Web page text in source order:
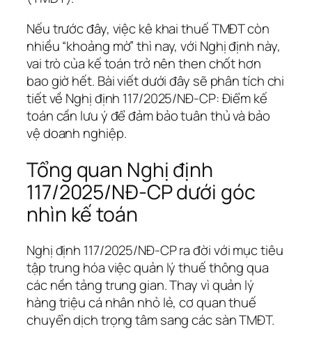
Nếu trước đây, việc kê khai thuế TMĐT còn
nhiều “khoảng mờ” thì nay, với Nghị định này,
vai trò của kế toán trở nên then chốt hơn
bao giờ hết. Bài viết dưới đây sẽ phân tích chi
tiết về Nghị định 117/2025/NĐ-CP: Điểm kế
toán cần lưu ý để đảm bảo tuân thủ và bảo
vệ doanh nghiệp.
Tổng quan Nghị định
117/2025/NĐ-CP dưới góc
nhìn kế toán
Nghị định 117/2025/NĐ-CP ra đời với mục tiêu
tập trung hóa việc quản lý thuế thông qua
các nền tảng trung gian. Thay vì quản lý
hàng triệu cá nhân nhỏ lẻ, cơ quan thuế
chuyển dịch trọng tâm sang các sàn TMĐT.